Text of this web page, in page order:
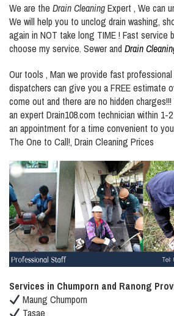
We are the Drain CleaningExpert , We can
We will help you to unclog drain washing,
again in NOT take long TIME ! Fast service
choose my service. Sewer and Drain
Our tools , Man we provide fast
dispatchers can give you a FREE estimate
come out and there are no hidden
an expert Drain108.com technician within 1-
an appointment for a time convenient to
The One to Call!, Drain Cleaning Prices
Services in Chumporn and Ranong
Maung Chumporn
Tasae